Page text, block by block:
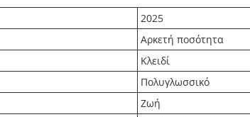
2025
Αρκετή ποσότητα
Κλειδί
Πολυγλωσσικό
Ζωή